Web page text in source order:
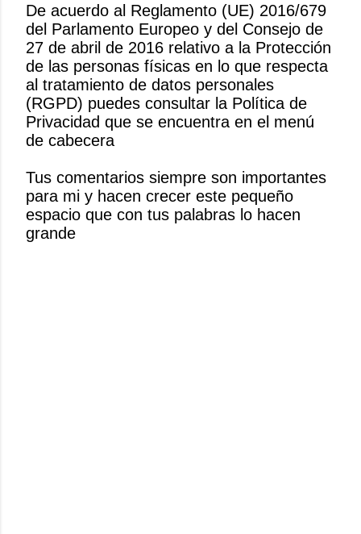
P
u
b
l
i
c
a
u
n
c
o
De acuerdo al Reglamento (UE) 2016/679
del Parlamento Europeo y del Consejo de
27 de abril de 2016 relativo a la Protección
de las personas físicas en lo que respecta
al tratamiento de datos personales
(RGPD) puedes consultar la Política de
Privacidad que se encuentra en el menú
de cabecera
Tus comentarios siempre son importantes
para mi y hacen crecer este pequeño
espacio que con tus palabras lo hacen
grande